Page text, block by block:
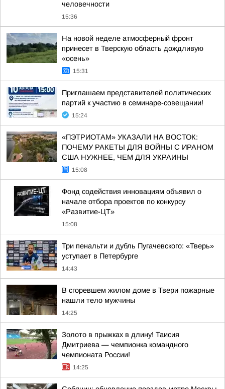
человечности
15:36
На новой неделе атмосферный фронт
принесет в Тверскую область дождливую
«осень»
15:31
Приглашаем представителей политических
партий к участию в семинаре-совещании!
15:24
«ПЭТРИОТАМ» УКАЗАЛИ НА ВОСТОК:
ПОЧЕМУ РАКЕТЫ ДЛЯ ВОЙНЫ С ИРАНОМ
США НУЖНЕЕ, ЧЕМ ДЛЯ УКРАИНЫ
15:08
Фонд содействия инновациям объявил о
начале отбора проектов по конкурсу
«Развитие-ЦТ»
15:08
Три пенальти и дубль Пугачевского: «Тверь»
уступает в Петербурге
14:43
В сгоревшем жилом доме в Твери пожарные
нашли тело мужчины
14:25
Золото в прыжках в длину! Таисия
Дмитриева — чемпионка командного
чемпионата России!
14:25